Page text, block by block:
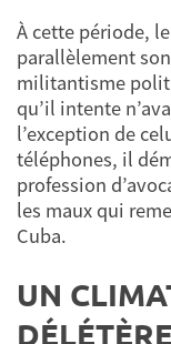
À cette période,
parallèlement
militantisme
qu’il intente
l’exception de
téléphones, il
profession
les maux qui
Cuba.
UN